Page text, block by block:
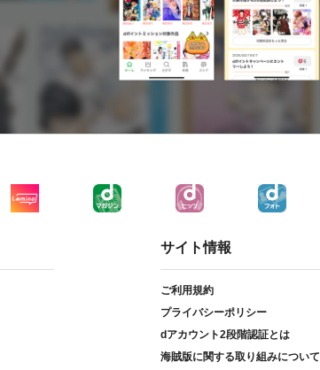
サイト情報
ご利用規約
プライバシーポリシー
dアカウント2段階認証とは
海賊版に関する取り組みについて